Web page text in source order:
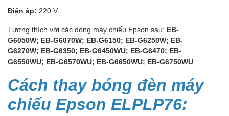
Điện áp: 220 V
Tương thích với các dòng máy chiếu Epson sau: EB-
G6050W; EB-G6070W; EB-G6150; EB-G6250W; EB-
G6270W; EB-G6350; EB-G6450WU; EB-G6470; EB-
G6550WU; EB-G6570WU; EB-G6650WU; EB-G6750WU
Cách thay bóng đèn máy
chiếu Epson ELPLP76: